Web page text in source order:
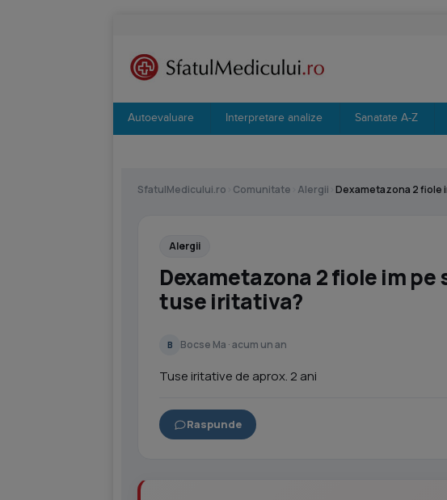
Autoevaluare Interpretare analize Sanatate A-Z
SfatulMedicului.ro Comunitate Alergii Dexametazona 2 fiole
Alergii
Dexametazona 2 fiole im
tuse iritativa?
B Bocse Ma · acum un an
Tuse iritative de aprox. 2 ani
Raspunde